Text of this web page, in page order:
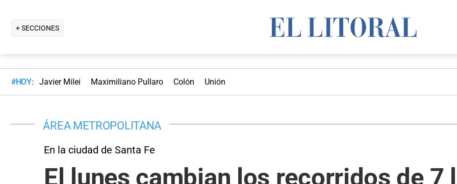
+ SECCIONES
#HOY: Javier Milei Maximiliano Pullaro Colón Unión
ÁREA METROPOLITANA
En la ciudad de Santa Fe
El lunes cambian los recorridos de 7